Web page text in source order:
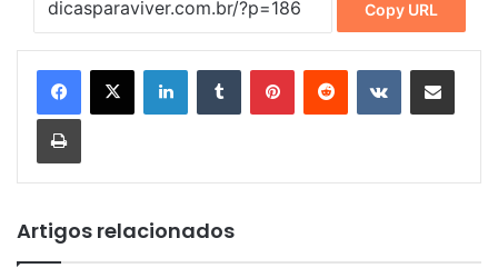
Copy URL
Artigos relacionados